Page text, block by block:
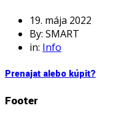
19. mája 2022
By: SMART
in: Info
Prenajať alebo kúpiť?
Footer